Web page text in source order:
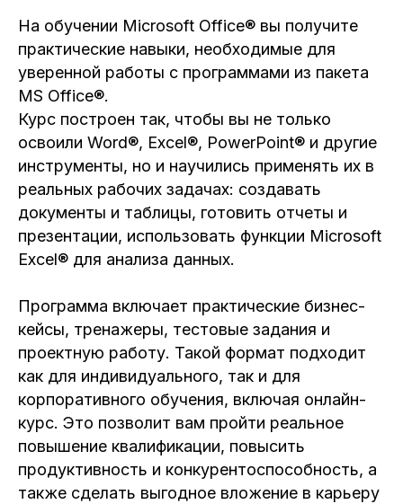
На обучении Microsoft Office® вы получите
практические навыки, необходимые для
уверенной работы с программами из пакета
MS Office®.
Курс построен так, чтобы вы не только
освоили Word®, Excel®, PowerPoint® и другие
инструменты, но и научились применять их в
реальных рабочих задачах: создавать
документы и таблицы, готовить отчеты и
презентации, использовать функции Microsoft
Excel® для анализа данных.
Программа включает практические бизнес-
кейсы, тренажеры, тестовые задания и
проектную работу. Такой формат подходит
как для индивидуального, так и для
корпоративного обучения, включая онлайн-
курс. Это позволит вам пройти реальное
повышение квалификации, повысить
продуктивность и конкурентоспособность, а
также сделать выгодное вложение в карьеру